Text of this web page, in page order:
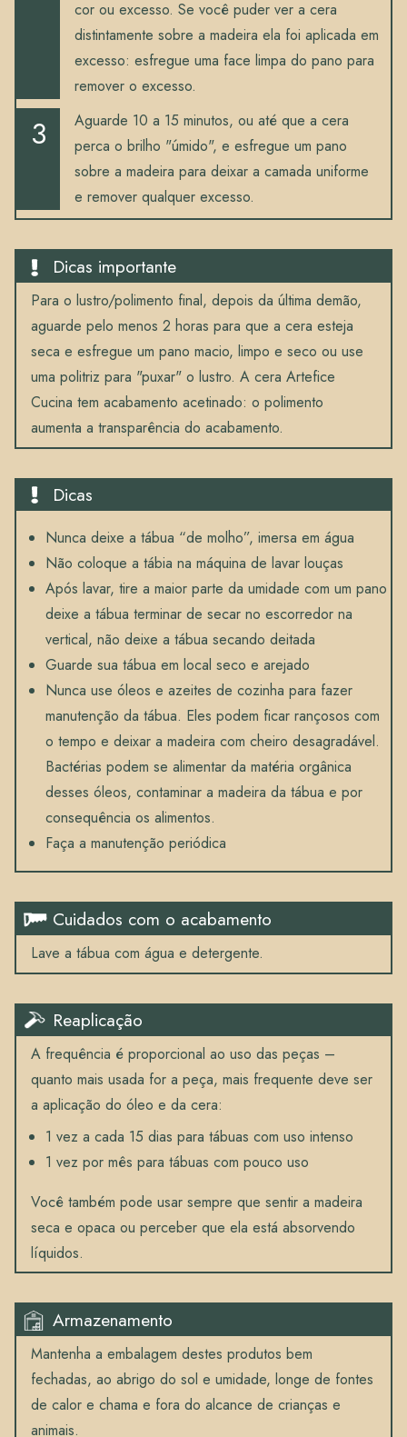
cor ou excesso. Se você puder ver a cera
distintamente sobre a madeira ela foi aplicada em
excesso: esfregue uma face limpa do pano para
remover o excesso.
Aguarde 10 a 15 minutos, ou até que a cera
perca o brilho "úmido", e esfregue um pano
sobre a madeira para deixar a camada uniforme
e remover qualquer excesso.
Dicas importante
Para o lustro/polimento final, depois da última demão,
aguarde pelo menos 2 horas para que a cera esteja
seca e esfregue um pano macio, limpo e seco ou use
uma politriz para "puxar" o lustro. A cera Artefice
Cucina tem acabamento acetinado: o polimento
aumenta a transparência do acabamento.
Dicas
Nunca deixe a tábua “de molho”, imersa em água
Não coloque a tábia na máquina de lavar louças
Após lavar, tire a maior parte da umidade com um pano
deixe a tábua terminar de secar no escorredor na
vertical, não deixe a tábua secando deitada
Guarde sua tábua em local seco e arejado
Nunca use óleos e azeites de cozinha para fazer
manutenção da tábua. Eles podem ficar rançosos com
o tempo e deixar a madeira com cheiro desagradável.
Bactérias podem se alimentar da matéria orgânica
desses óleos, contaminar a madeira da tábua e por
consequência os alimentos.
Faça a manutenção periódica
Cuidados com o acabamento
Lave a tábua com água e detergente.
Reaplicação
A frequência é proporcional ao uso das peças –
quanto mais usada for a peça, mais frequente deve ser
a aplicação do óleo e da cera:
1 vez a cada 15 dias para tábuas com uso intenso
1 vez por mês para tábuas com pouco uso
Você também pode usar sempre que sentir a madeira
seca e opaca ou perceber que ela está absorvendo
líquidos.
Armazenamento
Mantenha a embalagem destes produtos bem
fechadas, ao abrigo do sol e umidade, longe de fontes
de calor e chama e fora do alcance de crianças e
animais.